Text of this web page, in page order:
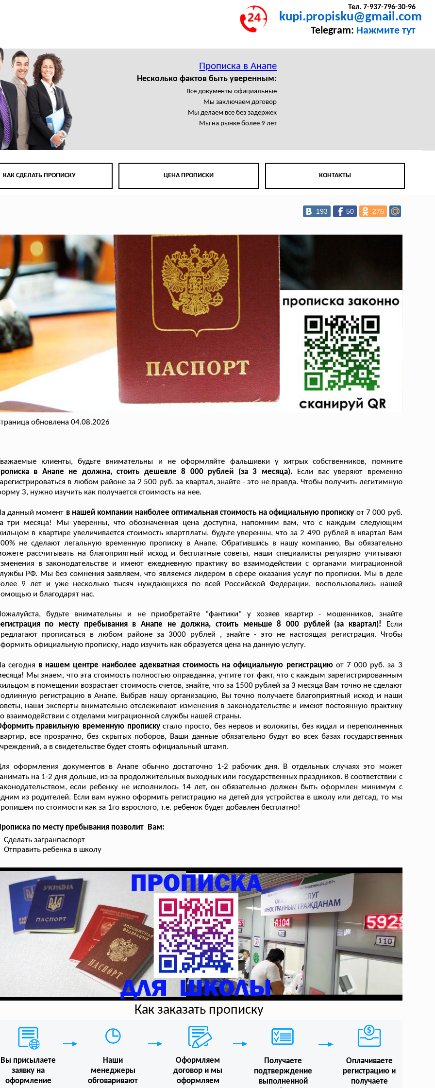
Тел. 7-937-796-30-96
kupi.propisku@gmail.com
Telegram: Нажмите тут
Прописка в Анапе
Несколько фактов быть уверенным:
Все документы официальные
Мы заключаем договор
Мы делаем все без задержек
Мы на рынке более 9 лет
КАК СДЕЛАТЬ ПРОПИСКУ ЦЕНА ПРОПИСКИ КОНТАКТЫ
193 50 275
обновлена 04.08.2026
клиенты, будьте внимательны и не оформляйте фальшивки у хитрых собственников, помните
в Анапе не должна, стоить дешевле 8 000 рублей (за 3 месяца).
Если вас уверяют временно
в любом районе за 2 500 руб. за квартал, знайте - это не правда. Чтобы получить легитимную
3, нужно изучить как получается стоимость на нее.
данный момент в нашей компании наиболее оптимальная стоимость на официальную прописку от 7 000 руб.
три месяца! Мы уверенны, что обозначенная цена доступна, напомним вам, что с каждым следующим
в квартире увеличивается стоимость квартплаты, будьте уверенны, что за 2 490 рублей в квартал Вам
не сделают легальную временную прописку в Анапе. Обратившись в нашу компанию, Вы обязательно
рассчитывать на благоприятный исход и бесплатные советы, наши специалисты регулярно учитывают
в законодательстве и имеют ежедневную практику во взаимодействии с органами миграционной
РФ. Мы без сомнения заявляем, что являемся лидером в сфере оказания услуг по прописки. Мы в деле
9 лет и уже несколько тысяч нуждающихся по всей Российской Федерации, воспользовались нашей
и благодарят нас.
будьте внимательны и не приобретайте "фантики" у хозяев квартир - мошенников, знайте
по месту пребывания в Анапе не должна, стоить меньше 8 000 рублей (за квартал)!
Если
прописаться в любом районе за 3000 рублей , знайте - это не настоящая регистрация. Чтобы
официальную прописку, надо изучить как образуется цена на данную услугу.
сегодня в нашем центре наиболее адекватная стоимость на официальную регистрацию от 7 000 руб. за 3
Мы знаем, что эта стоимость полностью оправданна, учтите тот факт, что с каждым зарегистрированным
в помещении возрастает стоимость счетов, знайте, что за 1500 рублей за 3 месяца Вам точно не сделают
регистрацию в Анапе. Выбрав нашу организацию, Вы точно получаете благоприятный исход и наши
наши эксперты внимательно отслеживают изменения в законодательстве и имеют постоянную практику
взаимодействии с отделами миграционной службы нашей страны.
правильную временную пропискустало просто, без нервов и волокиты, без кидал и переполненных
все прозрачно, без скрытых поборов, Ваши данные обязательно будут во всех базах государственных
а в свидетельстве будет стоять официальный штамп.
оформления документов в Анапе обычно достаточно 1-2 рабочих дня. В отдельных случаях это может
на 1-2 дня дольше, из-за продолжительных выходных или государственных праздников. В соответствии с
если ребенку не исполнилось 14 лет, он обязательно должен быть оформлен минимум с
из родителей. Если вам нужно оформить регистрацию на детей для устройства в школу или детсад, то мы
по стоимости как за 1го взрослого, т.е. ребенок будет добавлен бесплатно!
по месту пребывания позволит Вам:
Сделать загранпаспорт
Отправить ребенка в школу
Как заказать прописку
Вы присылаете
заявку на
оформление
Наши
менеджеры
обговаривают
Оформляем
договор и мы
оформляем
Получаете
подтверждение
выполненной
Оплачиваете
регистрацию и
получаете